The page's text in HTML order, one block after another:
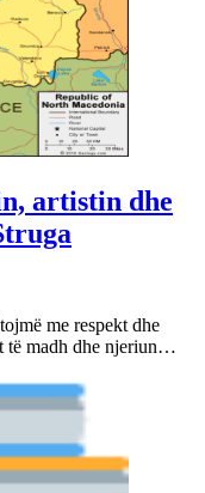
artistin dhe
me respekt dhe
të madh dhe njeriun…